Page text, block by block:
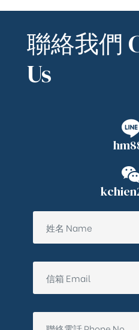
聯絡我們
Us